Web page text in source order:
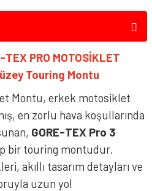
Siyah BeyazPRO MOTOSİKLET
Touring Montu
Montu, erkek motosiklet
en zorlu hava koşullarında
GORE-TEX Pro 3
bir touring montudur.
akıllı tasarım detayları ve
uzun yol